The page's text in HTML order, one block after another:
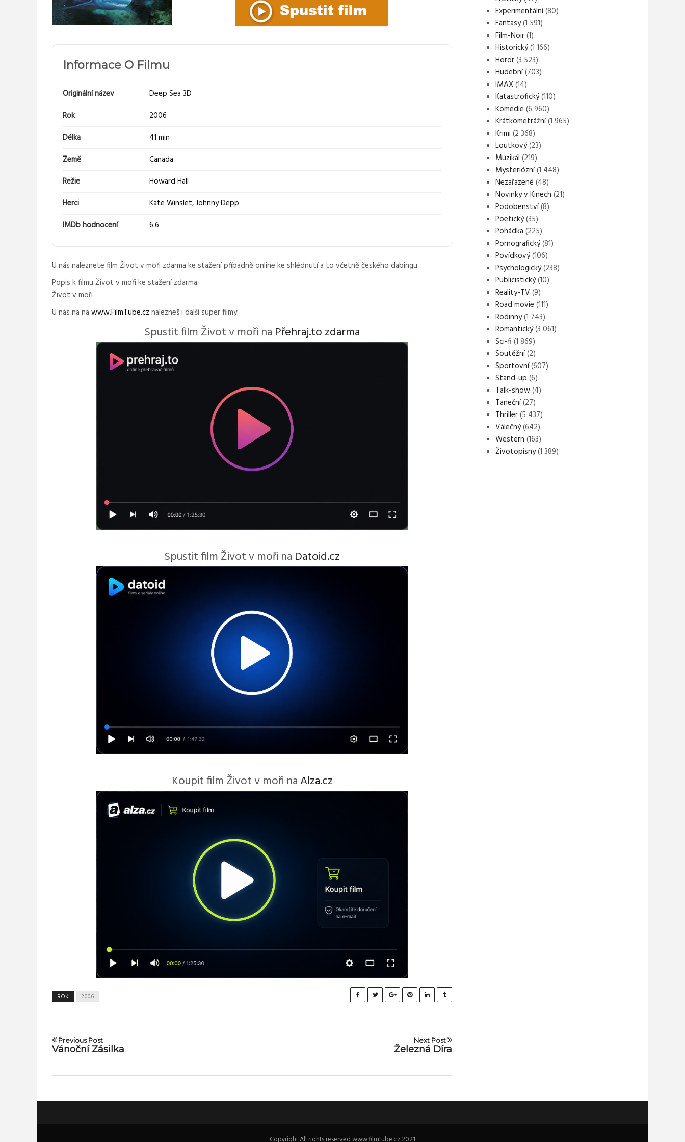
Informace O Filmu
Originální název
Deep Sea 3D
Rok
2006
Délka
41 min
Země
Canada
Režie
Howard Hall
Herci
Kate Winslet,Johnny Depp
IMDb hodnocení
6.6
U nás naleznete film Život v moři zdarma ke stažení případně online ke shlédnutí a to včetně českého dabingu.
Popis k filmu Život v moři ke stažení zdarma:
Život v moři
U nás na na www.FilmTube.cz nalezneš i další super filmy.
Spustit film Život v moři na Přehraj.to zdarma
Spustit film Život v moři na Datoid.cz
Koupit film Život v moři na Alza.cz
ROK 2006
Previous Post
Vánoční Zásilka
Next Post
Železná Díra
Experimentální(80)
Fantasy(1 591)
Film-Noir(1)
Historický(1 166)
Horor(3 523)
Hudební(703)
IMAX(14)
Katastrofický(110)
Komedie (6 960)
Krátkometrážní(1 965)
Krimi (2 368)
Loutkový(23)
Muzikál (219)
Mysteriózní(1 448)
Nezařazené (48)
Novinky v Kinech (21)
Podobenství(8)
Poetický(35)
Pohádka (225)
Pornografický(81)
Povídkový(106)
Psychologický(238)
Publicistický(10)
Reality-TV (9)
Road movie (111)
Rodinny(1 743)
Romantický(3 061)
Sci-fi (1 869)
Soutěžní(2)
Sportovní(607)
Stand-up (6)
Talk-show(4)
Taneční(27)
Thriller(5 437)
Válečný(642)
Western (163)
Životopisny(1 389)
Copyright All rights reserved www.filmtube.cz 2021